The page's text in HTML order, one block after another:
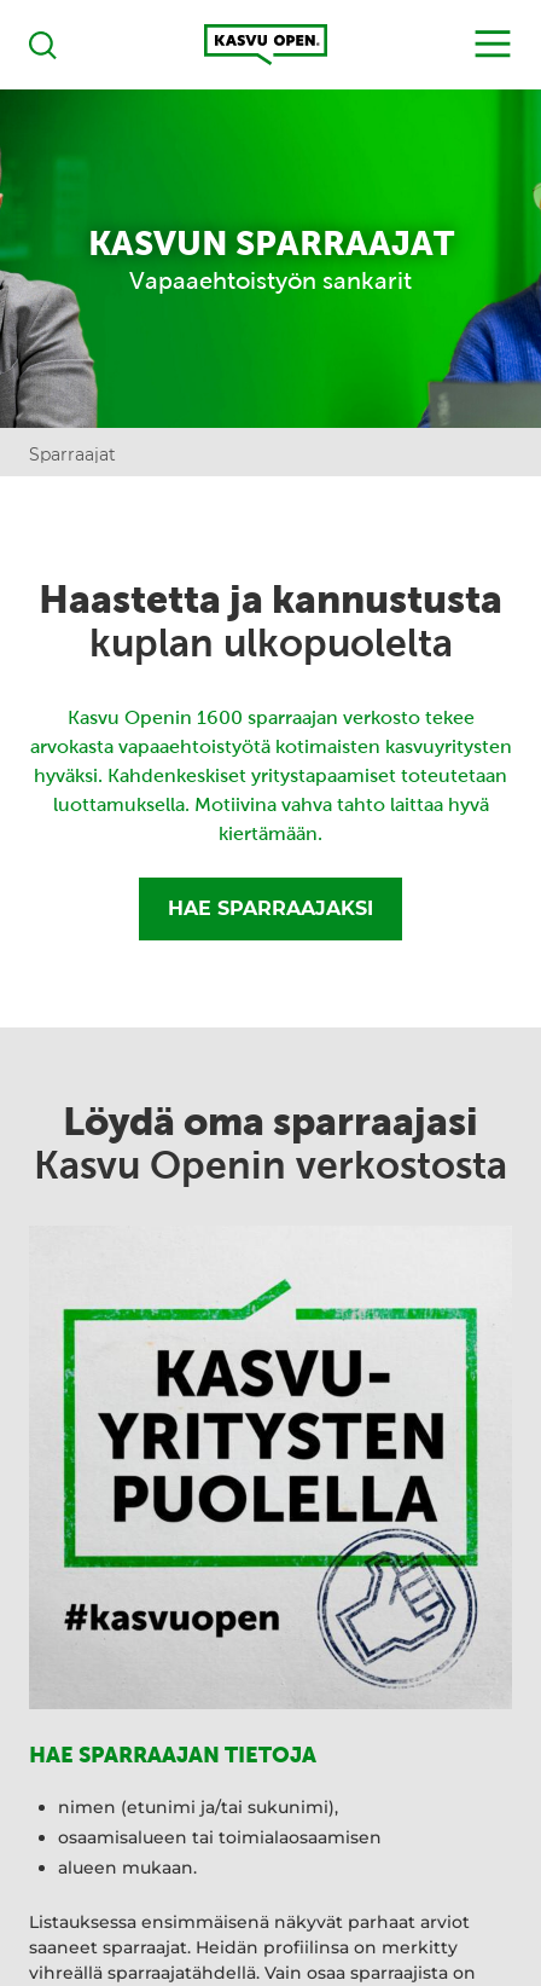
Haku
Kasvu Open
MENU
KASVUN SPARRAAJAT
Vapaaehtoistyön sankarit
Sparraajat
Haastetta ja kannustusta
kuplan ulkopuolelta
Kasvu Openin 1600 sparraajan verkosto tekee
arvokasta vapaaehtoistyötä kotimaisten kasvuyritysten
hyväksi. Kahdenkeskiset yritystapaamiset toteutetaan
luottamuksella. Motiivina vahva tahto laittaa hyvä
kiertämään.
HAE SPARRAAJAKSI
Löydä oma sparraajasi
Kasvu Openin verkostosta
HAE SPARRAAJAN TIETOJA
nimen (etunimi ja/tai sukunimi),
osaamisalueen tai toimialaosaamisen
alueen mukaan.
Listauksessa ensimmäisenä näkyvät parhaat arviot
saaneet sparraajat. Heidän profiilinsa on merkitty
vihreällä sparraajatähdellä. Vain osaa sparraajista on